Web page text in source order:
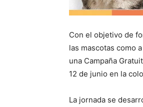
Con el objetivo de
las mascotas como
una Campaña
12 de junio en la
La jornada se